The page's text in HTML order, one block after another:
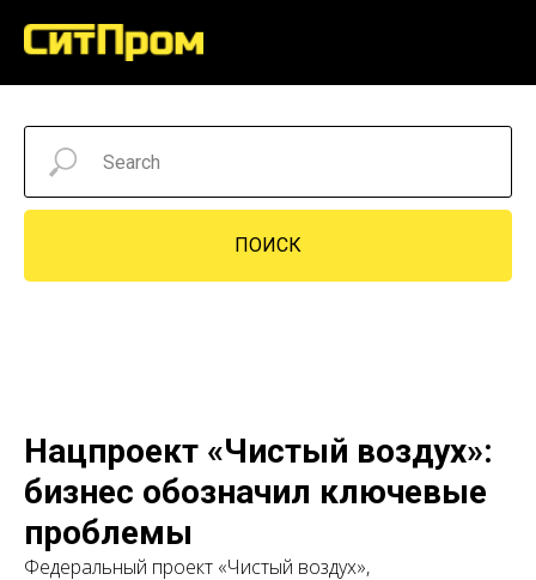
ПОИСК
Нацпроект «Чистый воздух»:
бизнес обозначил ключевые
проблемы
Федеральный проект «Чистый воздух»,